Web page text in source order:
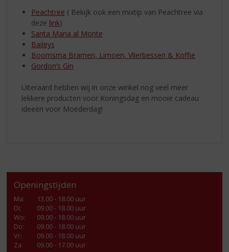
Peachtree ( Bekijk ook een mixtip van Peachtree via
deze link)
Santa Maria al Monte
Baileys
Boomsma Bramen, Limoen, Vlierbessen & Koffie
Gordon’s Gin
Uiteraard hebben wij in onze winkel nog veel meer
lekkere producten voor Koningsdag en mooie cadeau
ideeën voor Moederdag!
Openingstijden
Ma:
13.00 - 18.00 uur
Di:
09.00 - 18.00 uur
Wo:
09.00 - 18.00 uur
Do:
09.00 - 18.00 uur
Vr:
09.00 - 18.00 uur
Za:
09.00 - 17.00 uur